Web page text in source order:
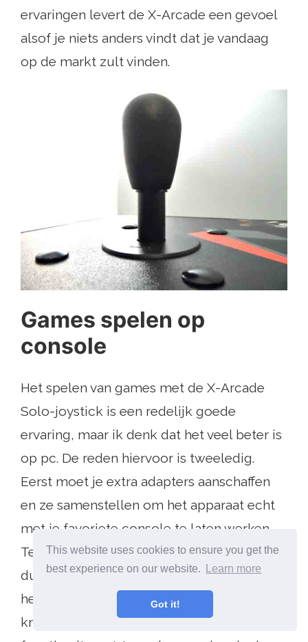
This website uses cookies to ensure you get the
best experience on our website.
Learn more
Got it!
ervaringen levert de X-Arcade een gevoel
alsof je niets anders vindt dat je vandaag
op de markt zult vinden.
Games spelen op
console
Het spelen van games met de X-Arcade
Solo-joystick is een redelijk goede
ervaring, maar ik denk dat het veel beter is
op pc. De reden hiervoor is tweeledig.
Eerst moet je extra adapters aanschaffen
en ze samenstellen om het apparaat echt
met je favoriete console te laten werken.
Ten tweede zijn de knoppen niet uniform,
dus u moet een beetje tijd besteden aan
het indrukken van alle verschillende
knoppen om te zien welke functie welke